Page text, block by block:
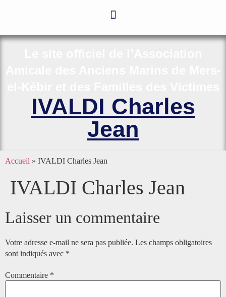
IVALDI Charles
Jean
Accueil » IVALDI Charles Jean
IVALDI Charles Jean
Laisser un commentaire
Votre adresse e-mail ne sera pas publiée. Les champs obligatoires
sont indiqués avec *
Commentaire *